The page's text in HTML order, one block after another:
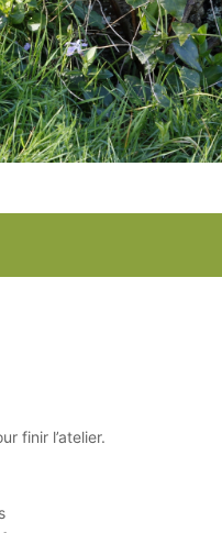
finir l’atelier.